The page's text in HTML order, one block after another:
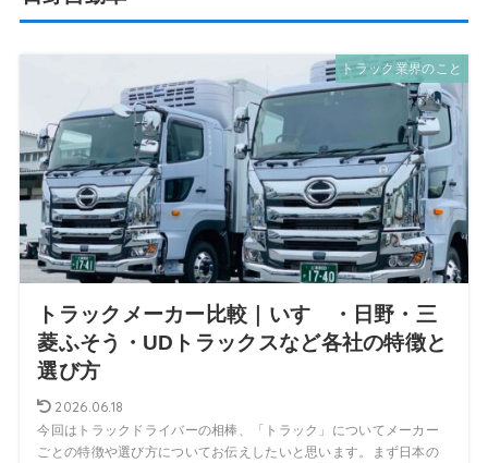
トラック業界のこと
トラックメーカー比較｜いすゞ・日野・三
菱ふそう・UDトラックスなど各社の特徴と
選び方
2026.06.18
今回はトラックドライバーの相棒、「トラック」についてメーカー
ごとの特徴や選び方についてお伝えしたいと思います。まず日本の